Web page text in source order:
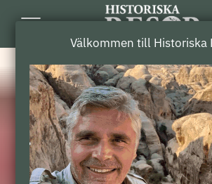
Välkommen till Historiska